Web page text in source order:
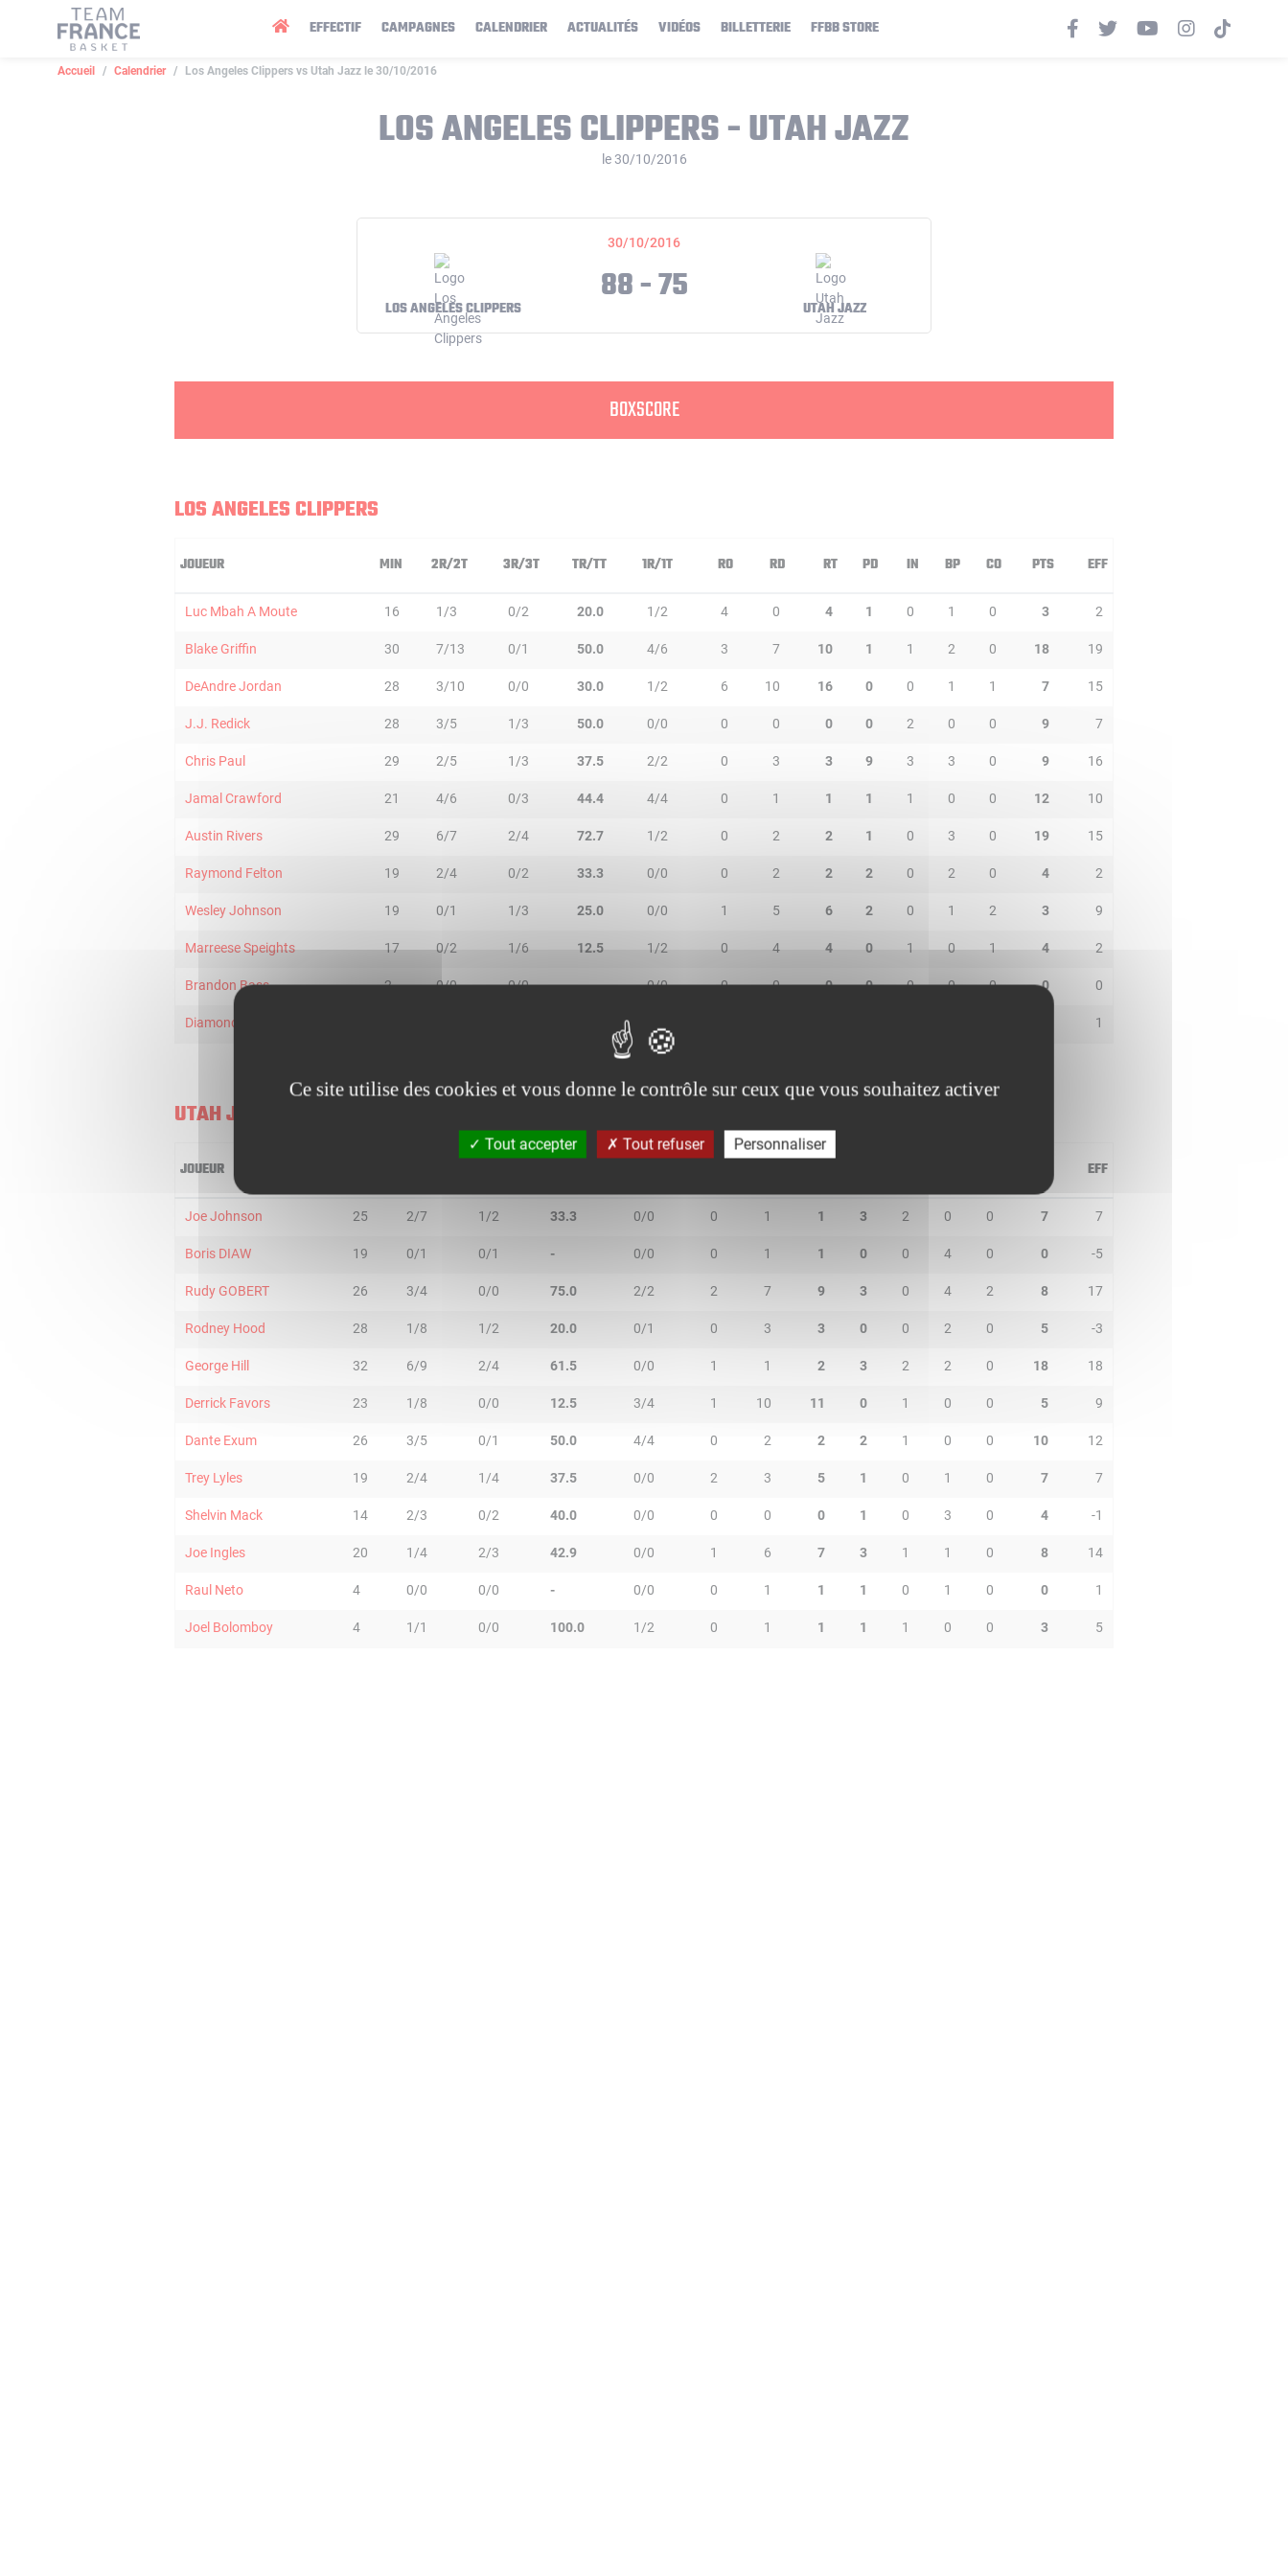
EFFECTIF CAMPAGNES CALENDRIER ACTUALITÉS VIDÉOS BILLETTERIE FFBB STORE
Accueil Calendrier Los Angeles Clippers vs Utah Jazz le 30/10/2016
LOS ANGELES CLIPPERS - UTAH JAZZ
le 30/10/2016
30/10/2016
LOS ANGELES CLIPPERS 88 - 75 UTAH JAZZ
BOXSCORE
LOS ANGELES CLIPPERS
JOUEUR MIN 2R/2T 3R/3T TR/TT 1R/1T RO RD RT PD IN BP CO PTS EFF
Luc Mbah A Moute 16 1/3 0/2 20.0 1/2 4 0 4 1 0 1 0 3 2
Blake Griffin 30 7/13 0/1 50.0 4/6 3 7 10 1 1 2 0 18 19
DeAndre Jordan 28 3/10 0/0 30.0 1/2 6 10 16 0 0 1 1 7 15
J.J. Redick 28 3/5 1/3 50.0 0/0 0 0 0 0 2 0 0 9 7
Chris Paul 29 2/5 1/3 37.5 2/2 0 3 3 9 3 3 0 9 16
Jamal Crawford 21 4/6 0/3 44.4 4/4 0 1 1 1 1 0 0 12 10
Austin Rivers 29 6/7 2/4 72.7 1/2 0 2 2 1 0 3 0 19 15
Raymond Felton 19 2/4 0/2 33.3 0/0 0 2 2 2 0 2 0 4 2
Wesley Johnson 19 0/1 1/3 25.0 0/0 1 5 6 2 0 1 2 3 9
Marreese Speights 17 0/2 1/6 12.5 1/2 0 4 4 0 1 0 1 4 2
Brandon Bass 2 0/0 0/0 - 0/0 0 0 0 0 0 0 0 0 0
Diamond Stone 1
UTAH JAZZ
JOUEUR EFF
Joe Johnson 25 2/7 1/2 33.3 0/0 0 1 1 3 2 0 0 7 7
Boris DIAW 19 0/1 0/1 - 0/0 0 1 1 0 0 4 0 0 -5
Rudy GOBERT 26 3/4 0/0 75.0 2/2 2 7 9 3 0 4 2 8 17
Rodney Hood 28 1/8 1/2 20.0 0/1 0 3 3 0 0 2 0 5 -3
George Hill 32 6/9 2/4 61.5 0/0 1 1 2 3 2 2 0 18 18
Derrick Favors 23 1/8 0/0 12.5 3/4 1 10 11 0 1 0 0 5 9
Dante Exum 26 3/5 0/1 50.0 4/4 0 2 2 2 1 0 0 10 12
Trey Lyles 19 2/4 1/4 37.5 0/0 2 3 5 1 0 1 0 7 7
Shelvin Mack 14 2/3 0/2 40.0 0/0 0 0 0 1 0 3 0 4 -1
Joe Ingles 20 1/4 2/3 42.9 0/0 1 6 7 3 1 1 0 8 14
Raul Neto 4 0/0 0/0 - 0/0 0 1 1 1 0 1 0 0 1
Joel Bolomboy 4 1/1 0/0 100.0 1/2 0 1 1 1 1 0 0 3 5
Panneau de gestion des cookies
Ce site utilise des cookies et vous donne le contrôle sur ceux que vous souhaitez activer
Tout accepter Tout refuser Personnaliser